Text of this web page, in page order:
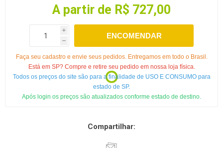
A partir de R$ 727,00
i
h
ENCOMENDAR
Faça seu cadastro e envie seus pedidos. Entregamos em todo o Brasil.
Está em SP? Compre e retire seu pedido em nossa loja física.
Todos os preços do site são para a finalidade de USO E CONSUMO para
estado de SP.
Após login os preços são atualizados conforme estado de destino.
Compartilhar: